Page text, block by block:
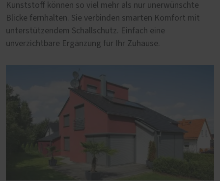
Kunststoff können so viel mehr als nur unerwünschte
Blicke fernhalten. Sie verbinden smarten Komfort mit
unterstützendem Schallschutz. Einfach eine
unverzichtbare Ergänzung für Ihr Zuhause.